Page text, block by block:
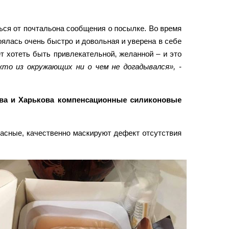
от почтальона сообщения о посылке. Во время
очень быстро и довольная и уверена в себе
быть привлекательной, желанной – и это
из окружающих ни о чем не догадывался», -
и Харькова компенсационные силиконовые
качественно маскируют дефект отсутствия